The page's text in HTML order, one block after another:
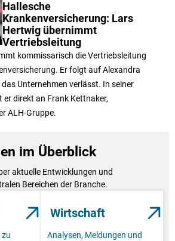
Hallesche
Krankenversicherung: Lars
Hertwig übernimmt
Vertriebsleitung
kommissarisch die Vertriebsleitung
Er folgt auf Alexandra
Unternehmen verlässt. In seiner
er direkt an Frank Kettnaker,
ALH-Gruppe.
im Überblick
aktuelle Entwicklungen und
Bereichen der Branche.
zu
Wirtschaft
Analysen, Meldungen und